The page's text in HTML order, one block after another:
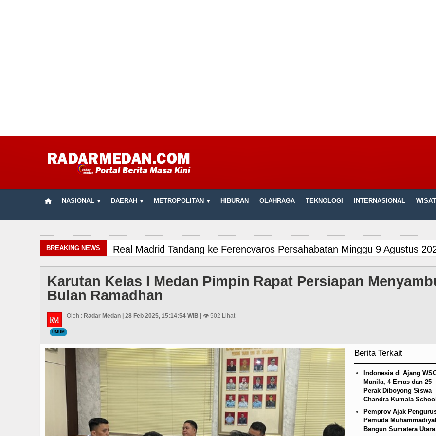
NASIONAL DAERAH METROPOLITAN HIBURAN OLAHRAGA TEKNOLOGI INTERNASIONAL
BREAKING NEWS Real Madrid Tandang ke Ferencvaros Persahabatan Minggu 9 Agustus
Dugaan Penyimpangan Dana BOS TA 2025, Jurnalis Surati SMPN 1
PSG vs Manchester United Laga Persahabatan di Swedia 8 Agustus 2026
Gubsu Bobby Prioritaskan Infrastruktur Nias Utara, Jalan Penggerak
Dugaan Penyimpangan Dana BOS TA 2025, Jurnalis Surati SMPN 1
PSG vs Manchester United Laga Persahabatan di Swedia 8 Agustus
Real Madrid Tandang ke Ferencvaros Persahabatan Minggu 9 Agustus
Karutan Kelas I Medan Pimpin Rapat Persiapan
Bulan Ramadhan
Oleh : Radar Medan | 28 Feb 2025, 15:14:54 WIB | 👁 502 Lihat
UMUM
Berita Terkait
Indonesia di Ajang
Manila, 4 Emas dan 25
Perak Diboyong Siswa
Chandra Kumala School
Pemprov Ajak
Pemuda
Bangun Sumatera Utara